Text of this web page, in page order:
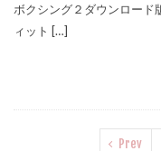
ボクシング２ダウンロード
ィット […]
Prev